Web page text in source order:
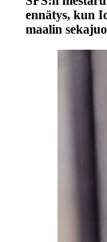
ennätys, kun
maalin